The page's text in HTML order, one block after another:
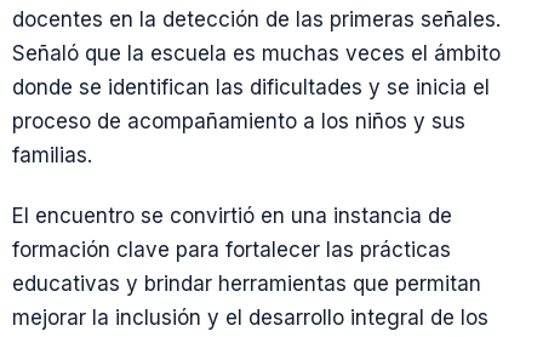
docentes en la detección de las primeras señales.
Señaló que la escuela es muchas veces el ámbito
donde se identifican las dificultades y se inicia el
proceso de acompañamiento a los niños y sus
familias.
El encuentro se convirtió en una instancia de
formación clave para fortalecer las prácticas
educativas y brindar herramientas que permitan
mejorar la inclusión y el desarrollo integral de los